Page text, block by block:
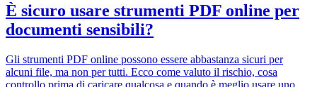
È sicuro usare strumenti PDF online per
documenti sensibili?
Gli strumenti PDF online possono essere abbastanza sicuri per
alcuni file, ma non per tutti. Ecco come valuto il rischio, cosa
controllo prima di caricare qualcosa e quando è meglio usare uno